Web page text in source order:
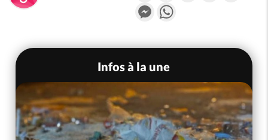
Messenger
Infos à la une